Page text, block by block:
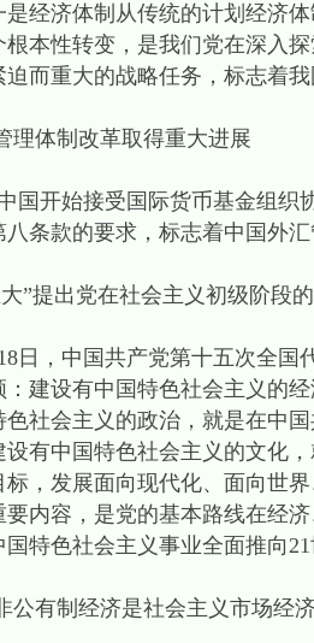
经济体制从传统的计划经济
本性转变，是我们党在深入
而重大的战略任务，标志着
体制改革取得重大进展
开始接受国际货币基金组织
八条款的要求，标志着中国外
提出党在社会主义初级阶段
，中国共产党第十五次全国
：建设有中国特色社会主义的
社会主义的政治，就是在中
有中国特色社会主义的文化
，发展面向现代化、面向世
内容，是党的基本路线在经
特色社会主义事业全面推向
有制经济是社会主义市场经